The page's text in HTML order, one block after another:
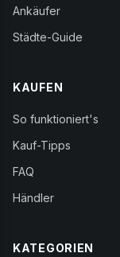
Ankäufer
Städte-Guide
KAUFEN
So funktioniert's
Kauf-Tipps
FAQ
Händler
KATEGORIEN